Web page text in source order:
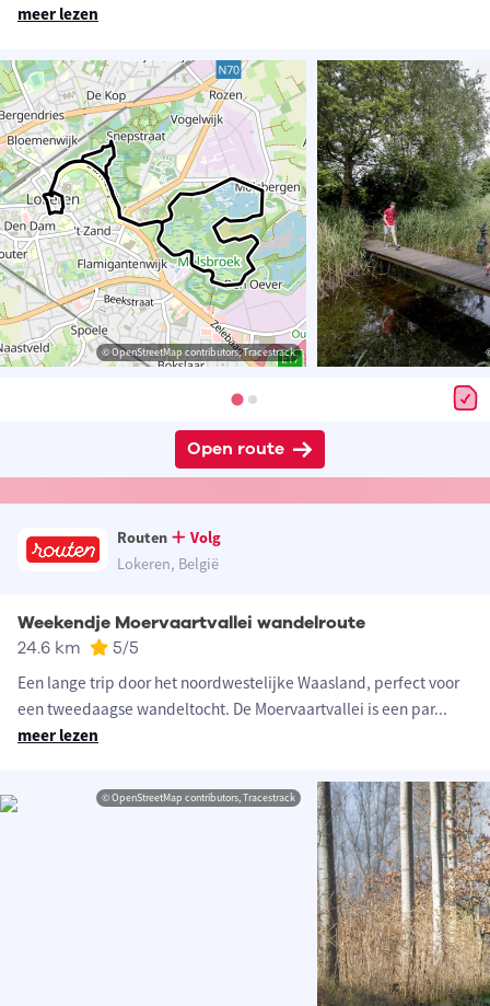
meer lezen
© OpenStreetMap contributors, Tracestrack
Open route
Routen
Volg
Lokeren, België
Weekendje Moervaartvallei wandelroute
24.6 km 5/5
Een lange trip door het noordwestelijke Waasland, perfect voor
een tweedaagse wandeltocht. De Moervaartvallei is een par...
meer lezen
© OpenStreetMap contributors, Tracestrack